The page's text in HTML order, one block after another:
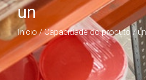
un
Início/ Capacidade do produto / un